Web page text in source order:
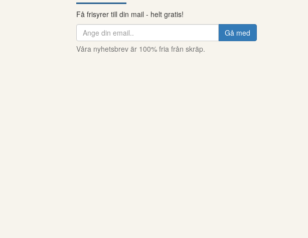
Få frisyrer till din mail - helt gratis!
Gå med
Våra nyhetsbrev är 100% fria från skräp.